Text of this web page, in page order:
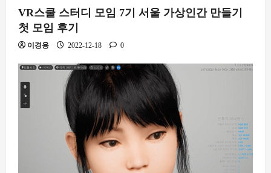
VR스쿨 스터디 모임 7기 서울 가상인간 만들기
첫 모임 후기
이경용 2022-12-18 0